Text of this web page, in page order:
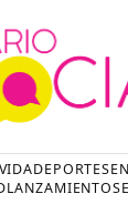
VIDADEPORTES
LANZAMIENTOS